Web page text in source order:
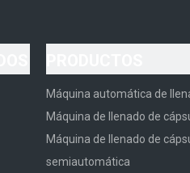
Máquina automática de
Máquina de llenado de
Máquina de llenado de
semiautomática